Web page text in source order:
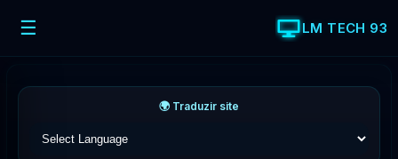
☰ LM TECH 93
🌍 Traduzir site